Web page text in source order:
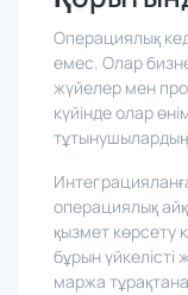
Операциялық
емес. Олар
жүйелер мен
күйінде олар
операциялық
қызмет көрсету
бұрын